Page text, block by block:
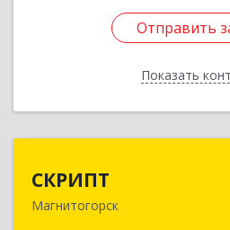
Отправить
Показать
Отправить
Назад
СКРИПТ
Магнитогорск455021, Челябинская